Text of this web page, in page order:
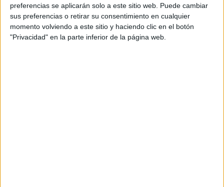
preferencias se aplicarán solo a este sitio web. Puede cambiar
sus preferencias o retirar su consentimiento en cualquier
momento volviendo a este sitio y haciendo clic en el botón
"Privacidad" en la parte inferior de la página web.
Uruguay
M+ Ellas Vamos (66): VER PARTIDO
Movistar+ Lite
Copa América YouTube
M+ Liga de Campeones (M60 O115)